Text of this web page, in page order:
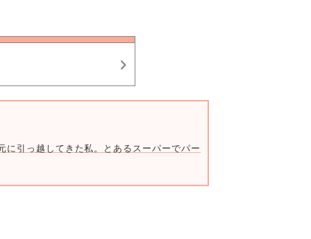
に引っ越してきた私。とあるスーパーでパートとして働き始めるが